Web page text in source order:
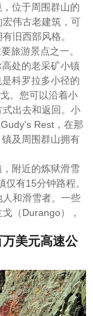
位于周围群山的
伟古老建筑，可
旧西部风格。
旅游景点之一。
处的老采矿小镇
科罗拉多小径的
。您可以沿着小
出去和返回。小
Rest，在那
及周围群山拥有
附近的炼狱滑雪
有15分钟路程。
和滑雪者。一些
（Durango），
万美元高速公